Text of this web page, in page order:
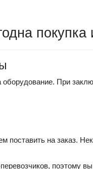
покупка
При
на заказ.